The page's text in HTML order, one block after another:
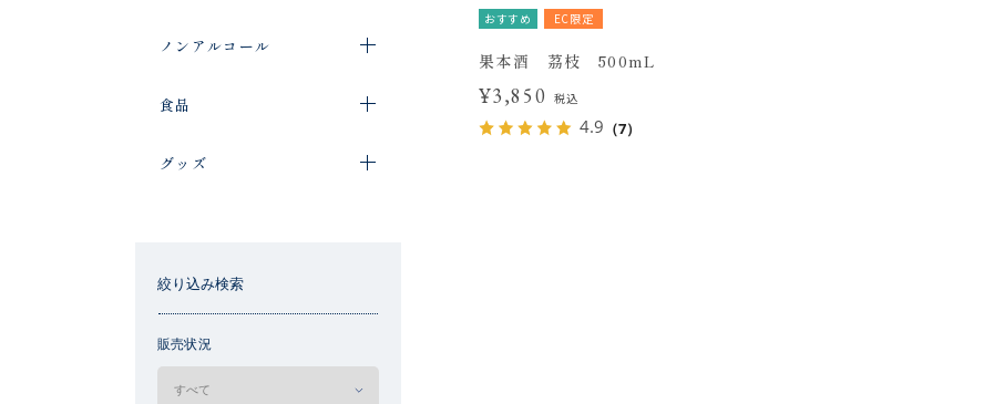
ノンアルコール
食品
グッズ
絞り込み検索
販売状況
おすすめ EC限定
果本酒 茘枝 500mL
¥3,850 税込
4.9 （7）